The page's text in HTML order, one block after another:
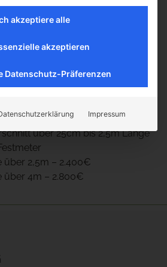
Querschnitt und Länge:
bis 2,5m und einem Durchmesser
– 1800 € pro Festmeter
über 25cm bis 2,5m Länge
über 2,5m – 2.400€
über 4m – 2.800€
akzeptiere alle
akzeptieren
Datenschutz-Präferenzen
Impressum